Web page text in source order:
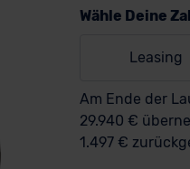
Wähle Deine
Leasing
Am Ende der
29.940 €
1.497 €